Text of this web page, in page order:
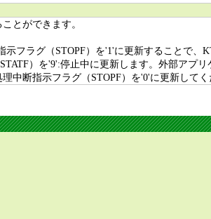
とができます。
フラグ（STOPF）を'1'に更新することで
）を'9':停止中に更新します。外部アプ
中断指示フラグ（STOPF）を'0'に更新してく